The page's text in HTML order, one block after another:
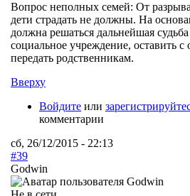
Вопрос неполных семей: От
дети страдать не должны. На
должна решаться дальнейшая
социальное учреждение, оставить
передать родственникам.
Вверху
Войдите или
комментарии
сб, 26/12/2015 - 22:13
#39
Godwin